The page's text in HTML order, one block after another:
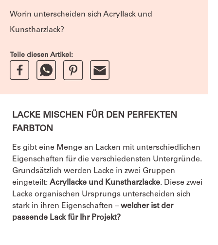
Worin unterscheiden sich Acryllack und
Kunstharzlack?
Teile diesen Artikel:
LACKE MISCHEN FÜR DEN PERFEKTEN
FARBTON
Es gibt eine Menge an Lacken mit unterschiedlichen
Eigenschaften für die verschiedensten Untergründe.
Grundsätzlich werden Lacke in zwei Gruppen
eingeteilt: Acryllacke und Kunstharzlacke. Diese zwei
Lacke organischen Ursprungs unterscheiden sich
stark in ihren Eigenschaften – welcher ist der
passende Lack für Ihr Projekt?